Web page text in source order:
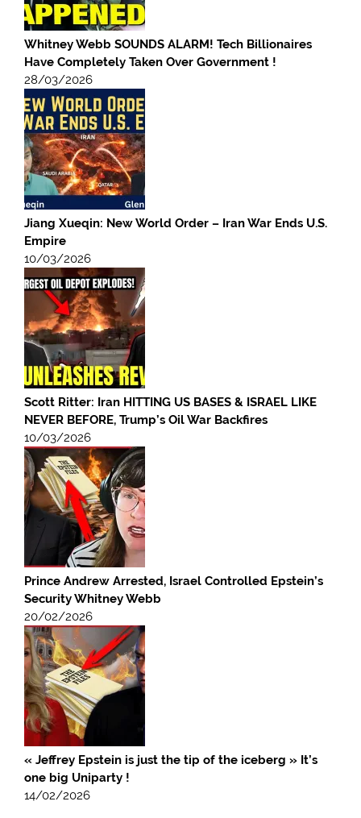
Whitney Webb SOUNDS ALARM! Tech Billionaires
Have Completely Taken Over Government !
28/03/2026
Jiang Xueqin: New World Order – Iran War Ends U.S.
Empire
10/03/2026
Scott Ritter: Iran HITTING US BASES & ISRAEL LIKE
NEVER BEFORE, Trump’s Oil War Backfires
10/03/2026
Prince Andrew Arrested, Israel Controlled Epstein’s
Security Whitney Webb
20/02/2026
« Jeffrey Epstein is just the tip of the iceberg » It’s
one big Uniparty !
14/02/2026